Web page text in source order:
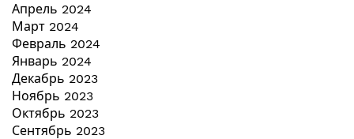
Апрель 2024
Март 2024
Февраль 2024
Январь 2024
Декабрь 2023
Ноябрь 2023
Октябрь 2023
Сентябрь 2023